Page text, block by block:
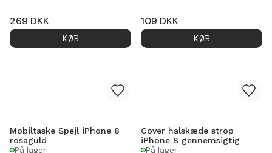
269 DKK
KØB
109 DKK
KØB
Mobiltaske Spejl iPhone 8
rosaguld
På lager
Cover halskæde strop
iPhone 8 gennemsigtig
På lager